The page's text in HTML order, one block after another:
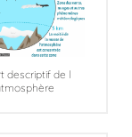
descriptif de l